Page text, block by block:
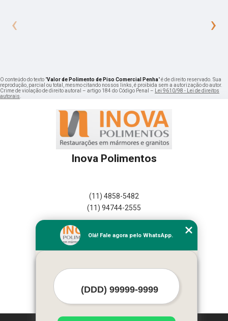
‹ ›
O conteúdo do texto "Valor de Polimento de Piso Comercial Penha" é de direito reservado. Sua
reprodução, parcial ou total, mesmo citando nossos links, é proibida sem a autorização do autor.
Crime de violação de direito autoral – artigo 184 do Código Penal –
Lei 9610/98 - Lei de direitos
autorais
Inova Polimentos
(11) 4858-5482
(11) 94744-2555
Empresa
Missão
Mapa do site
Mais Serviços
Olá! Fale agora pelo WhatsApp.